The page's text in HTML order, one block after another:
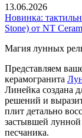
13.06.2026
Новинка:
Stone) от NT
Магия лунных
Представляем
керамогранита
Линейка создана
решений и
плит детально
застывшей
песчаника.